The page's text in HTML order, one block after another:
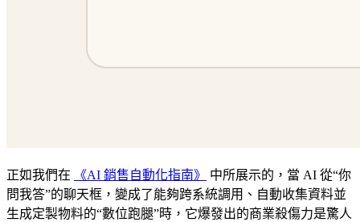
正如我們在 《AI 銷售自動化指南》
中所展示的，當 AI 從“你
問我答”的聊天框，變成了能夠跨系統調用、自動收集資料並
生成定製物料的“數位跑腿”時，它爆發出的商業殺傷力是驚人